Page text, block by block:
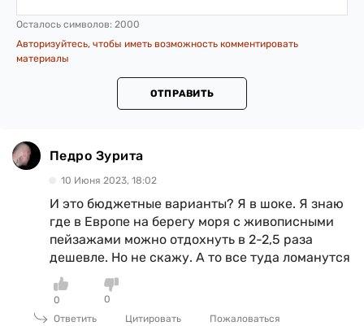
Осталось символов: 2000
Авторизуйтесь, чтобы иметь возможность комментировать
материалы
ОТПРАВИТЬ
Педро Зурита
10 Июня 2023, 18:02
И это бюджетные варианты? Я в шоке. Я знаю
где в Европе на берегу моря с живописными
пейзажами можно отдохнуть в 2-2,5 раза
дешевле. Но не скажу. А то все туда ломанутся
0
0
Ответить
Цитировать Пожаловаться